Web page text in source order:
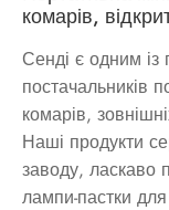
комарів,
Сенді є одним із
постачальників
комарів,
Наші продукти
заводу, ласкаво
лампи-пастки